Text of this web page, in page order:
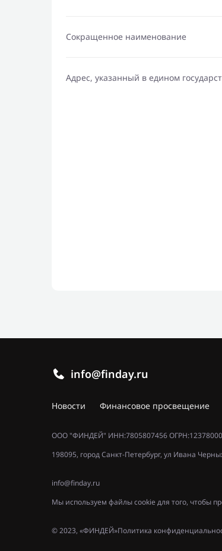
Сокращенное наименование
Адрес, указанный в едином
info@finday.ru
Новости Финансовое просвещение
ООО "ФИНДЕЙ" ИНН:7805807456
198095, город Санкт-Петербург, ул Ивана
info@finday.ru
Мы используем файлы cookie для того, чтобы
Политика
© 2023, «ФИНДЕЙ»